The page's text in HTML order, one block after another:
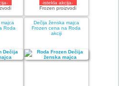
-istekla akcija-
Frozen proizvodi
Roda
Dečija ženska majca
Frozen cena na Roda
akciji